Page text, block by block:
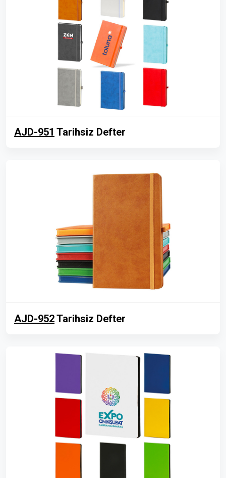
AJD-951 Tarihsiz Defter
AJD-952Tarihsiz Defter